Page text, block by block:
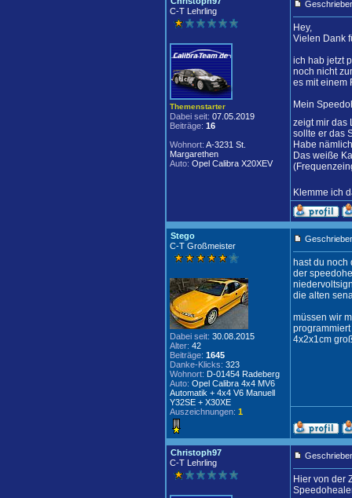
C-T Lehrling
Themenstarter
Dabei seit: 07.05.2019
Beiträge: 16
Wohnort: A-3231 St.
Margarethen
Auto: Opel Calibra X20XEV
Hey,
Vielen Dank
ich hab jetzt
noch nicht
es mit einem
Mein
zeigt mir das
sollte er das
Habe
Das weiße
Klemme ich
Stego
C-T Großmeister
Dabei seit: 30.08.2015
Alter: 42
Beiträge: 1645
Danke-Klicks: 323
Wohnort: D-01454 Radeberg
Auto: Opel Calibra 4x4 MV6
Automatik + 4x4 V6 Manuell
Y32SE + X30XE
Auszeichnungen: 1
hast du noch
der
die alten
müssen wir
4x2x1cm
Christoph97
C-T Lehrling
Hier von der